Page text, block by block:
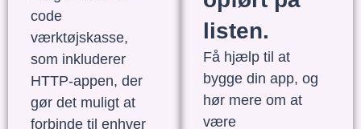
code
værktøjskasse,
som inkluderer
HTTP-appen, der
gør det muligt at
forbinde til enhver
listen.
Få hjælp til at
bygge din app, og
hør mere om at
være